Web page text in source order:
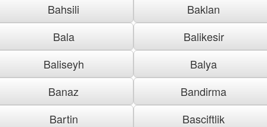
Bahsili
Baklan
Bala
Balikesir
Baliseyh
Balya
Banaz
Bandirma
Bartin
Basciftlik